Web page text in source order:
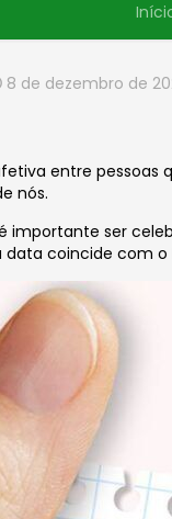
8 de dezembro de
entre pessoas
nós.
ser
coincide com o